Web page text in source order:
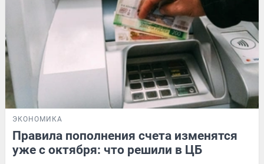
ЭКОНОМИКА
Правила пополнения счета изменятся
уже с октября: что решили в ЦБ